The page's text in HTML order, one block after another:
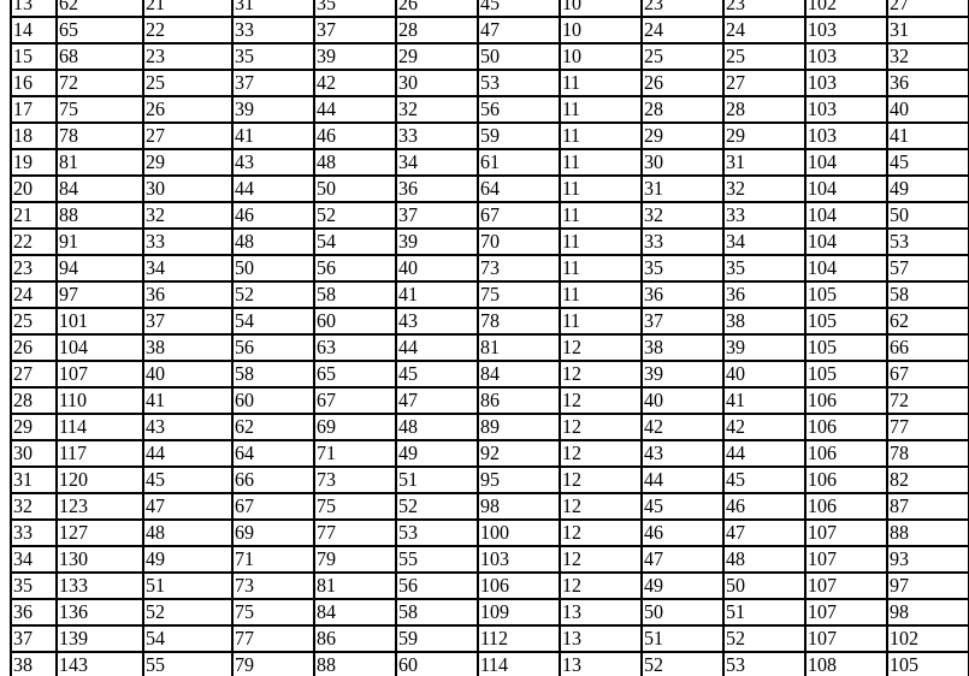
14
65 22 33 37 28 47 10 24 24 103 31
15
68 23 35 39 29 50 10 25 25 103 32
16
72 25 37 42 30 53 11 26 27 103 36
17
75 26 39 44 32 56 11 28 28 103 40
18
78 27 41 46 33 59 11 29 29 103 41
19
81 29 43 48 34 61 11 30 31 104 45
20
84 30 44 50 36 64 11 31 32 104 49
21
88 32 46 52 37 67 11 32 33 104 50
22
91 33 48 54 39 70 11 33 34 104 53
23
94 34 50 56 40 73 11 35 35 104 57
24
97 36 52 58 41 75 11 36 36 105 58
25
101 37 54 60 43 78 11 37 38 105 62
26
104 38 56 63 44 81 12 38 39 105 66
27
107 40 58 65 45 84 12 39 40 105 67
28
110 41 60 67 47 86 12 40 41 106 72
29
114 43 62 69 48 89 12 42 42 106 77
30
117 44 64 71 49 92 12 43 44 106 78
31
120 45 66 73 51 95 12 44 45 106 82
32
123 47 67 75 52 98 12 45 46 106 87
33
127 48 69 77 53 100 12 46 47 107 88
34
130 49 71 79 55 103 12 47 48 107 93
35
133 51 73 81 56 106 12 49 50 107 97
36
136 52 75 84 58 109 13 50 51 107 98
37
139 54 77 86 59 112 13 51 52 107 102
38
143 55 79 88 60 114 13 52 53 108 105